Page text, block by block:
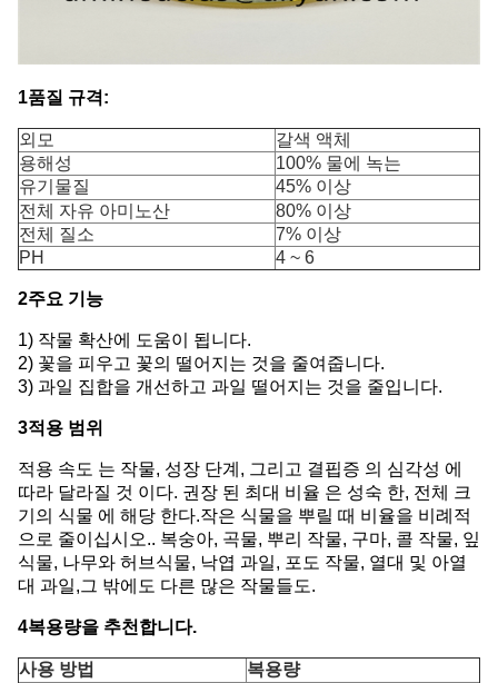
1품질 규격:
외모
갈색 액체
용해성
100% 물에 녹는
유기물질
45% 이상
전체 자유 아미노산
80% 이상
전체 질소
7% 이상
PH
4 ~ 6
2주요 기능
1) 작물 확산에 도움이 됩니다.
2) 꽃을 피우고 꽃의 떨어지는 것을 줄여줍니다.
3) 과일 집합을 개선하고 과일 떨어지는 것을 줄입니다.
3적용 범위
적용 속도 는 작물, 성장 단계, 그리고 결핍증 의 심각성 에
따라 달라질 것 이다. 권장 된 최대 비율 은 성숙 한, 전체 크
기의 식물 에 해당 한다.작은 식물을 뿌릴 때 비율을 비례적
으로 줄이십시오.. 복숭아, 곡물, 뿌리 작물, 구마, 콜 작물, 잎
식물, 나무와 허브식물, 낙엽 과일, 포도 작물, 열대 및 아열
대 과일,그 밖에도 다른 많은 작물들도.
4복용량을 추천합니다.
사용 방법
복용량